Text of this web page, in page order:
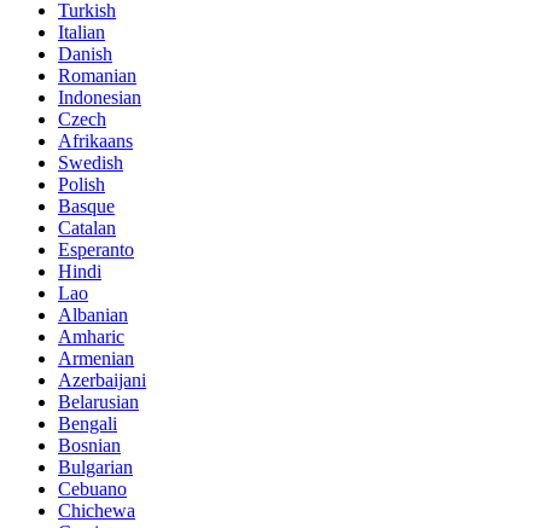
Turkish
Italian
Danish
Romanian
Indonesian
Czech
Afrikaans
Swedish
Polish
Basque
Catalan
Esperanto
Hindi
Lao
Albanian
Amharic
Armenian
Azerbaijani
Belarusian
Bengali
Bosnian
Bulgarian
Cebuano
Chichewa